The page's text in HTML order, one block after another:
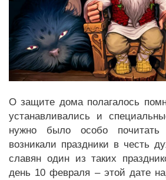
О защите дома полагалось
устанавливались и
нужно было особо почитать
возникали праздники в честь
славян один из таких
день 10 февраля – этой дате